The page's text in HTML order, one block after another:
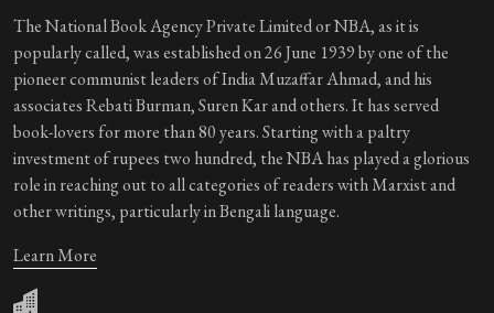
The National Book Agency Private Limited or NBA, as it is
popularly called, was established on 26 June 1939 by one of the
pioneer communist leaders of India Muzaffar Ahmad, and his
associates Rebati Burman, Suren Kar and others. It has served
book-lovers for more than 80 years. Starting with a paltry
investment of rupees two hundred, the NBA has played a glorious
role in reaching out to all categories of readers with Marxist and
other writings, particularly in Bengali language.
Learn More